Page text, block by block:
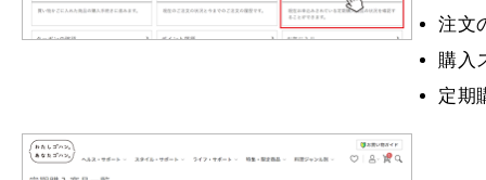
注文
購入
定期